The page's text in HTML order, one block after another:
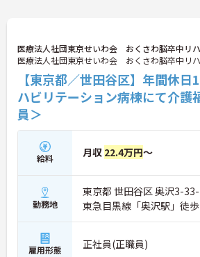
医療法人社団東京せいわ会 おくさわ脳卒中リ
医療法人社団東京せいわ会 おくさわ脳卒中リ
【東京都／世田谷区】年間休
ハビリテーション病棟にて介護
員＞
給料 月収 22.4万円～
勤務地
東京都 世田谷区 奥沢3-
東急目黒線「奥沢駅」徒
雇用形態 正社員(正職員)